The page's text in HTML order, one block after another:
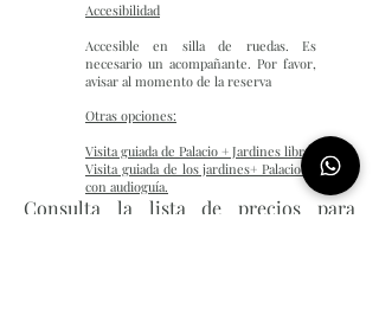
Accesibilidad
Accesible en silla de ruedas. Es
necesario un acompañante. Por favor,
avisar al momento de la reserva
Otras opciones:
Visita guiada de Palacio + Jardines libre.
Visita guiada de los jardines+ Palacio libre
con audioguía.
Consulta la lista de precios para